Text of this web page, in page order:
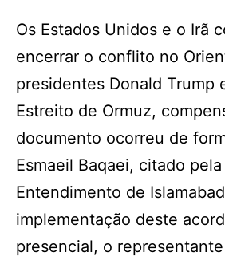
Os Estados Unidos e o Irã
encerrar o conflito no
presidentes Donald Trump
Estreito de Ormuz,
documento ocorreu de
Esmaeil Baqaei, citado
Entendimento de
implementação deste
presencial, o